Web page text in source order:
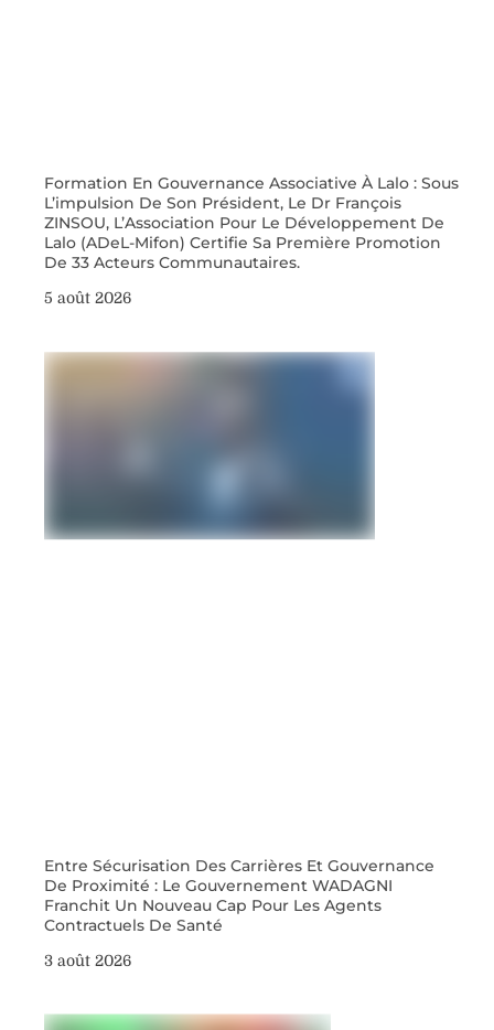
Formation En Gouvernance Associative À Lalo : Sous
L’impulsion De Son Président, Le Dr François
ZINSOU, L’Association Pour Le Développement De
Lalo (ADeL-Mifon) Certifie Sa Première Promotion
De 33 Acteurs Communautaires.
5 août 2026
Entre Sécurisation Des Carrières Et Gouvernance
De Proximité : Le Gouvernement WADAGNI
Franchit Un Nouveau Cap Pour Les Agents
Contractuels De Santé
3 août 2026